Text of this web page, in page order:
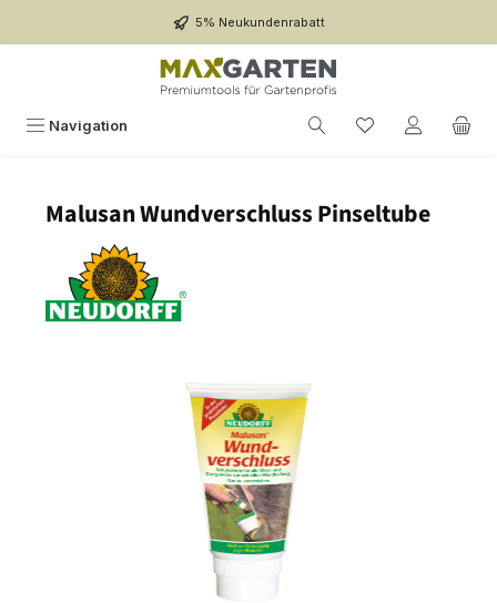
5% Neukundenrabatt
Navigation
Malusan Wundverschluss Pinseltube